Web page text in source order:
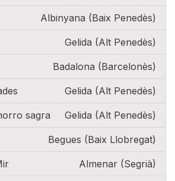
Albinyana (Baix Penedès)
Gelida (Alt Penedès)
Badalona (Barcelonès)
Gelida (Alt Penedès)
sagra Gelida (Alt Penedès)
Begues (Baix Llobregat)
Almenar (Segrià)